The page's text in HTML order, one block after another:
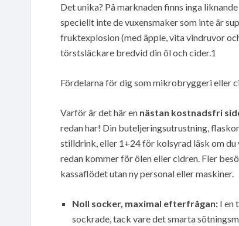
Det unika? På marknaden finns inga
speciellt inte de vuxensmaker som inte är
fruktexplosion (med äpple, vita vindruvor
törstsläckare bredvid din öl och cider.1
Fördelarna för dig som mikrobryggeri eller
Varför är det här en nästan kostnadsfri
redan har! Din buteljeringsutrustning,
stilldrink, eller 1+24 för kolsyrad läsk om
redan kommer för ölen eller cidren. Fler
kassaflödet utan ny personal eller maskiner.
Noll socker, maximal efterfrågan: I en
sockrade, tack vare det smarta